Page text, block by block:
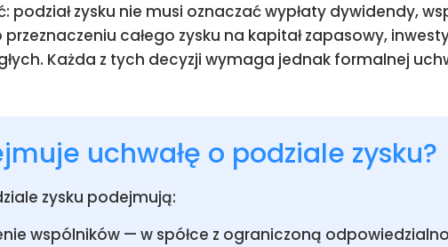
podział zysku nie musi oznaczać wypłaty dywidendy,
całego zysku na kapitał zapasowy,
Każda z tych decyzji wymaga jednak formalnej
uchwałę o podziale zysku?
zysku podejmują:
wspólników — w spółce z ograniczoną